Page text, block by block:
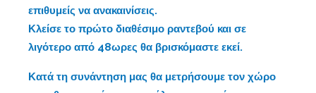
επιθυμείς να ανακαινίσεις.
Κλείσε το πρώτο διαθέσιμο ραντεβού και σε
λιγότερο από 48ωρες θα βρισκόμαστε εκεί.
Κατά τη συνάντηση μας θα μετρήσουμε τον χώρο